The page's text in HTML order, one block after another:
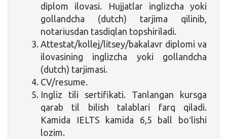
diplom ilovasi. Hujjatlar inglizcha yoki
gollandcha (dutch) tarjima qilinib,
notariusdan tasdiqlan topshiriladi.
Attestat/kollej/litsey/bakalavr diplomi va
ilovasining inglizcha yoki gollandcha
(dutch) tarjimasi.
CV/resume.
Ingliz tili sertifikati. Tanlangan kursga
qarab til bilish talablari farq qiladi.
Kamida IELTS kamida 6,5 ball boʻlishi
lozim.